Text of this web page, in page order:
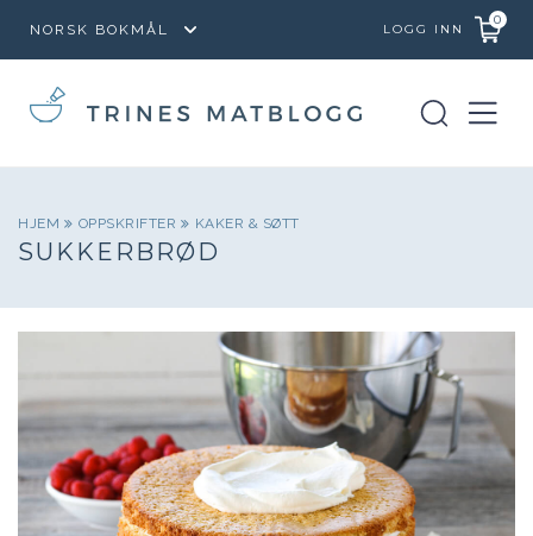
LOGG INN
0
HJEM OPPSKRIFTER KAKER & SØTT
SUKKERBRØD